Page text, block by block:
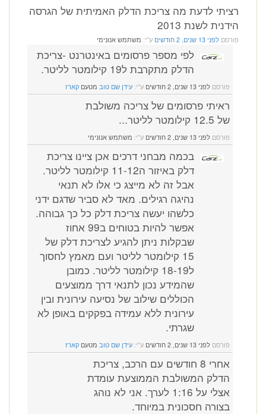
לדעת מה צריכת הדלק האמיתית של הגרסה
לשנת 2013
ע"י: משתמש אנונימי
לפי מספר פרסומים באינטרנט -צריכת
הדלק מתקרבת ל19 קילומטר לליטר.
ע"י: עידן שם טוב מטעםקארז
ראיתי פרסומים של צריכה משולבת
ע"י: משתמש אנונימי
בכמה מבחני דרכים אכן ציינו צריכת
דלק באיזור ה11-12 קילומטר לליטר.
אבל זה לא מייצג כי אלו לא תנאי
נהיגה רגילים. מאד לא סביר שדגם ידני
כלשהו יעשה צריכת דלק כל כך גבוהה.
אפשר להיות בטוחים ב99 אחוז
שבקלות ניתן להגיע לצריכת דלק של
15 קילומטר לליטר ועם מאמץ לחסוך
ל18-19 קילומטר לליטר. כמובן
שהמידע נכון לתנאי דרך ממוצעים
הכוללים שילוב של נסיעה עירונית ובין
עירונית ללא עמידה בפקקים באופן לא
ע"י: עידן שם טוב מטעםקארז
אחרי 8 חודשים עם הרכב, צריכת
הדלק המשולבת הממוצעת עומדת
אצלי על 1:16 לערך. אני לא נוהג
בצורה חסכונית במיוחד.